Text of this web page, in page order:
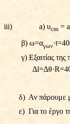
iii) a) υcm = a
β) ω=αγων
γ) Εξαιτίας
Δl=Δθ·R
δ) Αν πάρουμε
ε) Για το έργο